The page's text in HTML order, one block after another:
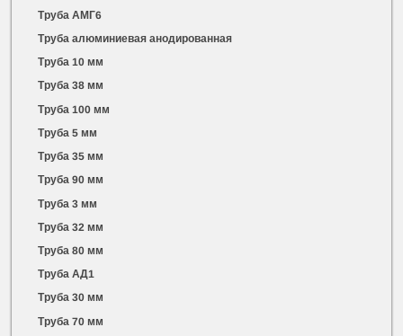
Труба АМГ6
Труба алюминиевая анодированная
Труба 10 мм
Труба 38 мм
Труба 100 мм
Труба 5 мм
Труба 35 мм
Труба 90 мм
Труба 3 мм
Труба 32 мм
Труба 80 мм
Труба АД1
Труба 30 мм
Труба 70 мм